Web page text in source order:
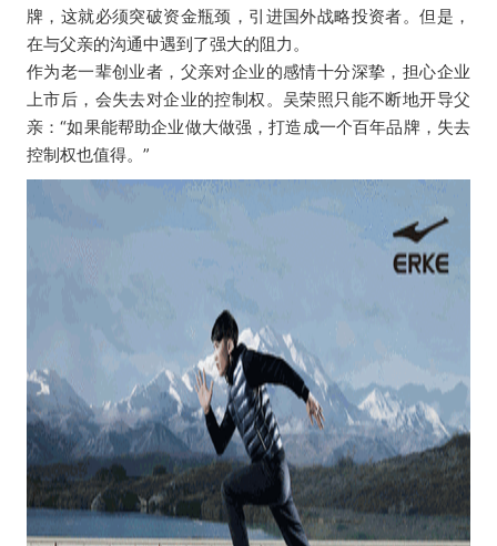
牌，这就必须突破资金瓶颈，引进国外战略投资者。但是，
在与父亲的沟通中遇到了强大的阻力。
作为老一辈创业者，父亲对企业的感情十分深挚，担心企业
上市后，会失去对企业的控制权。吴荣照只能不断地开导父
亲：“如果能帮助企业做大做强，打造成一个百年品牌，失去
控制权也值得。”